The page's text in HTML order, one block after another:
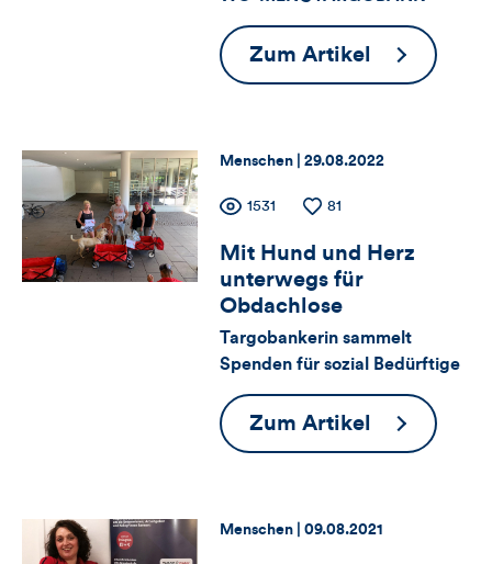
Likes
und
dieses
Artikels
Zum Artikel
Ein
Schnack
Melih
Thema:
Menschen | Datum:
29.08.2022
Zähler
für
Views,
Likes
und
Kommentare
Artikels
Anzahl
Views
1531
Anzahl
Likes
81
Mit Hund und Herz
unterwegs für
Obdachlose
Targobankerin sammelt
Spenden für sozial Bedürftige
Zum Artikel
Mit
Hund
Herz
Thema:
Menschen | Datum:
09.08.2021